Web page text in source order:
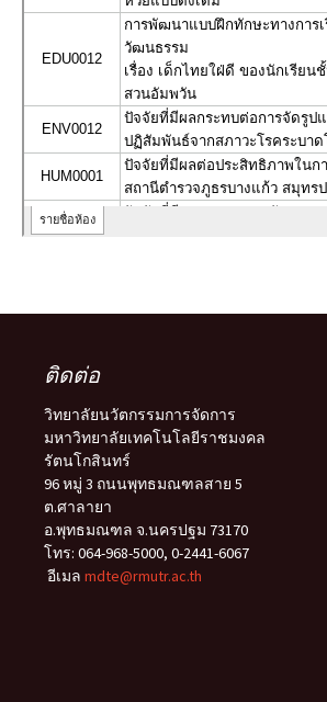
ติดต่อ
วิทยาลัยนวัตกรรมการจัดการ
มหาวิทยาลัยเทคโนโลยีราชมงคล
รัตนโกสินทร์
96 หมู่ 3 ถนนพุทธมณฑลสาย 5
ต.ศาลายา
อ.พุทธมณฑล จ.นครปฐม 73170
โทร: 064-968-5000, 0-2441-6067
อีเมล mdte@rmutr.ac.th